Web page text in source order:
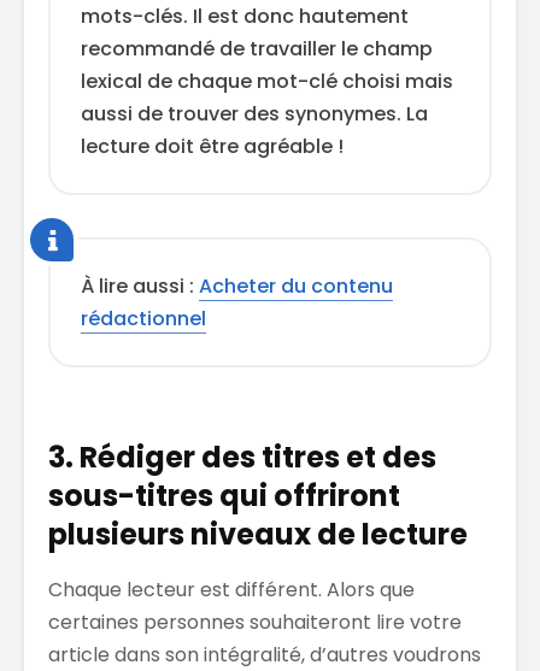
mots-clés. Il est donc hautement
recommandé de travailler le champ
lexical de chaque mot-clé choisi mais
aussi de trouver des synonymes. La
lecture doit être agréable !
À lire aussi : Acheter du contenu
rédactionnel
3. Rédiger des titres et des
sous-titres qui offriront
plusieurs niveaux de lecture
Chaque lecteur est différent. Alors que
certaines personnes souhaiteront lire votre
article dans son intégralité, d’autres voudrons